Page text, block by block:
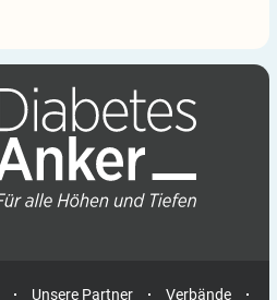
Unsere Partner Verbände